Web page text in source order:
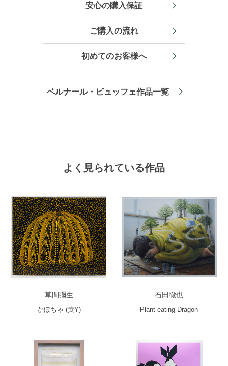
安心の購入保証
ご購入の流れ
初めてのお客様へ
ベルナール・ビュッフェ作品一覧
よく見られている作品
草間彌生
かぼちゃ (黄Y)
石田徹也
Plant-eating Dragon